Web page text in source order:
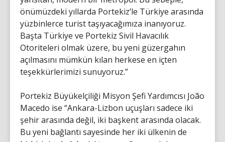
önümüzdeki yıllarda Portekiz’le Türkiye arasında
yüzbinlerce turist taşıyacağımıza inanıyoruz.
Başta Türkiye ve Portekiz Sivil Havacılık
Otoriteleri olmak üzere, bu yeni güzergahın
açılmasını mümkün kılan herkese en içten
teşekkürlerimizi sunuyoruz.”
Portekiz Büyükelçiliği Misyon Şefi Yardımcısı João
Macedo ise “Ankara-Lizbon uçuşları sadece iki
şehir arasında değil, iki başkent arasında olacak.
Bu yeni bağlantı sayesinde her iki ülkenin de